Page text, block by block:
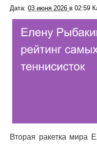
Дата: 03 июня 2026 в 02:59
Вторая ракетка мира